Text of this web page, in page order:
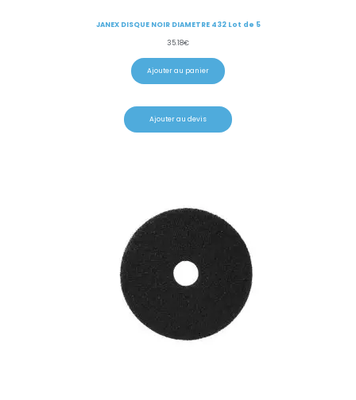
JANEX DISQUE NOIR DIAMETRE 432 Lot de 5
35.18€
Ajouter au panier
Ajouter au devis